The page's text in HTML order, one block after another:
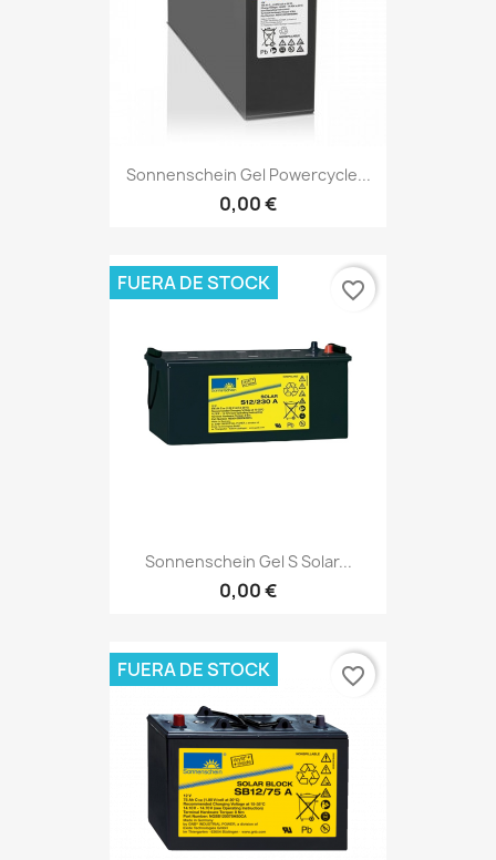
Sonnenschein Gel Powercycle...
0,00 €
Sonnenschein Gel S Solar...
0,00 €
FUERA DE STOCK favorite_border
FUERA DE STOCK favorite_border